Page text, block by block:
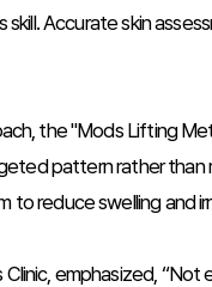
skill. Accurate skin
the "Mods Lifting
pattern rather
to reduce swelling and
emphasized,